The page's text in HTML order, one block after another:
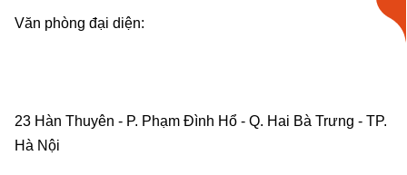
Văn phòng đại diện:
23 Hàn Thuyên - P. Phạm Đình Hổ - Q. Hai Bà Trưng - TP.
Hà Nội